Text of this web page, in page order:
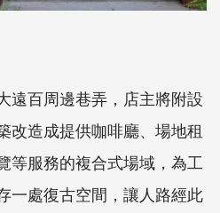
遠百周邊巷弄，店主將附設
改造成提供咖啡廳、場地租
等服務的複合式場域，為工
一處復古空間，讓人路經此